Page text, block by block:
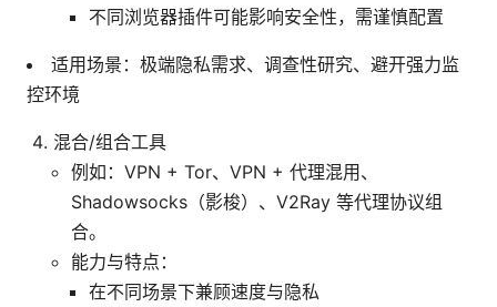
不同浏览器插件可能影响安全性，需谨慎配置
适用场景：极端隐私需求、调查性研究、避开强力监
控环境
混合/组合工具
例如：VPN + Tor、VPN + 代理混用、
Shadowsocks（影梭）、V2Ray 等代理协议组
合。
能力与特点：
在不同场景下兼顾速度与隐私